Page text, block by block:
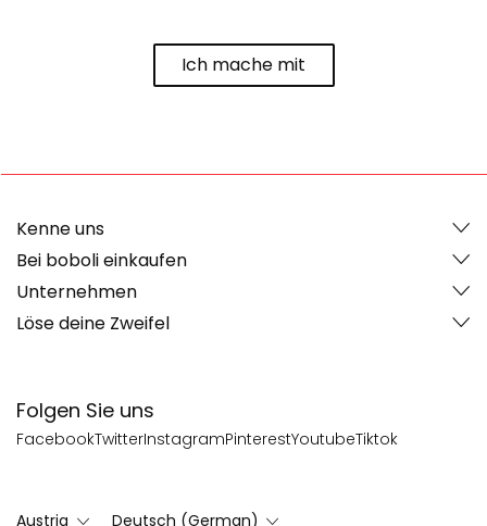
Ich mache mit
Folgen Sie uns
FacebookTwitterInstagramPinterestYoutubeTiktok
Kenne uns
Bei boboli einkaufen
Unternehmen
Löse deine Zweifel
Austria Deutsch (German)